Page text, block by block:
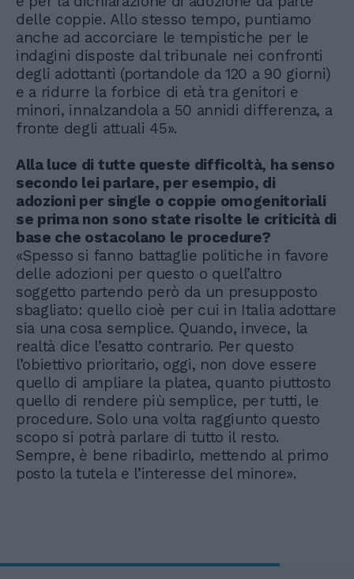
delle coppie. Allo stesso tempo, puntiamo
anche ad accorciare le tempistiche per le
indagini disposte dal tribunale nei confronti
degli adottanti (portandole da 120 a 90 giorni)
e a ridurre la forbice di età tra genitori e
minori, innalzandola a 50 annidi differenza, a
fronte degli attuali 45».
Alla luce di tutte queste difficoltà, ha senso
secondo lei parlare, per esempio, di
adozioni per single o coppie omogenitoriali
se prima non sono state risolte le criticità di
base che ostacolano le procedure?
«Spesso si fanno battaglie politiche in favore
delle adozioni per questo o quell’altro
soggetto partendo però da un presupposto
sbagliato: quello cioè per cui in Italia adottare
sia una cosa semplice. Quando, invece, la
realtà dice l’esatto contrario. Per questo
l’obiettivo prioritario, oggi, non dove essere
quello di ampliare la platea, quanto piuttosto
quello di rendere più semplice, per tutti, le
procedure. Solo una volta raggiunto questo
scopo si potrà parlare di tutto il resto.
Sempre, è bene ribadirlo, mettendo al primo
posto la tutela e l’interesse del minore».